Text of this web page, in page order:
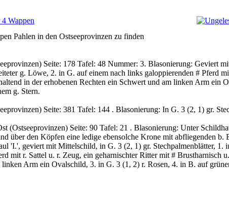
Wappen
Pahlen in den Ostseeprovinzen zu finden
Seite: 178 Tafel: 48 Nummer: 3. Blasonierung: Geviert
g. Löwe, 2. in G. auf einem nach links galoppierenden # Pferd
in der erhobenen Rechten ein Schwert und am linken Arm ein
g. Stern.
Seite: 381 Tafel: 144 . Blasonierung: In G. 3 (2, 1) gr.
(Ostseeprovinzen) Seite: 90 Tafel: 21 . Blasonierung: Unter
über den Köpfen eine ledige ebensolche Krone mit abfliegenden b.
'I.', geviert mit Mittelschild, in G. 3 (2, 1) gr. Stechpalmenblätter, 1.
mit r. Sattel u. r. Zeug, ein geharnischter Ritter mit # Brustharnisch
Arm ein Ovalschild, 3. in G. 3 (1, 2) r. Rosen, 4. in B. auf